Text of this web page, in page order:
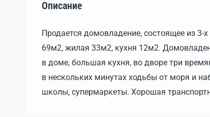
Описание
Продается домовладение, состоящее из
69м2, жилая 33м2, кухня 12м2.
в доме, большая кухня, во дворе три
в нескольких минутах ходьбы от моря и
школы, супермаркеты. Хорошая